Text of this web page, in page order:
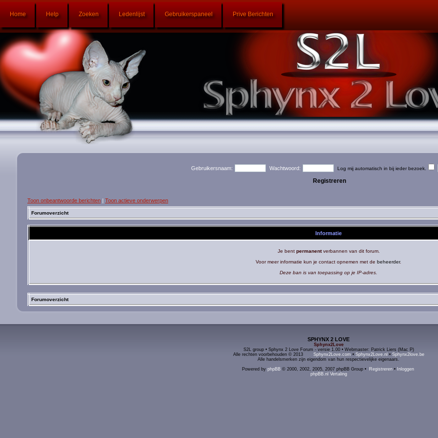
Home Help Zoeken Ledenlijst Gebruikerspaneel Prive Berichten
Gebruikersnaam: Wachtwoord: Log mij automatisch in bij ieder bezoek.
Registreren
Toon onbeantwoorde berichten | Toon actieve onderwerpen
Forumoverzicht
Informatie
Je bent permanentverbannen van dit forum.
Voor meer informatie kun je contact opnemen met de beheerder.
Deze ban is van toepassing op je IP-adres.
Forumoverzicht
SPHYNX 2 LOVE
Sphynx2Love
S2L group • Sphynx 2 Love Forum - versie 1.00 • Webmaster: Patrick Liers (Mac P)
Alle rechten voorbehouden © 2013 Sphynx2Love.com • Sphynx2Love.nl • Sphynx2love.be
Alle handelsmerken zijn eigendom van hun respectievelijke eigenaars.
Powered by phpBB© 2000, 2002, 2005, 2007 phpBB Group • Registreren• Inloggen
phpBB.nl Vertaling